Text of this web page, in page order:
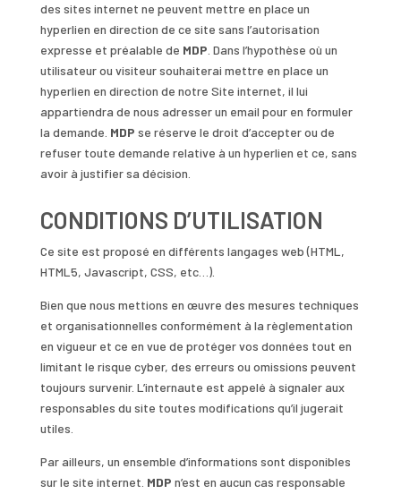
des sites internet ne peuvent mettre en place un
hyperlien en direction de ce site sans l’autorisation
expresse et préalable de MDP . Dans l’hypothèse où un
utilisateur ou visiteur souhaiterai mettre en place un
hyperlien en direction de notre Site internet, il lui
appartiendra de nous adresser un email pour en formuler
la demande. MDP se réserve le droit d’accepter ou de
refuser toute demande relative à un hyperlien et ce, sans
avoir à justifier sa décision.
CONDITIONS D’UTILISATION
Ce site est proposé en différents langages web (HTML,
HTML5, Javascript, CSS, etc…).
Bien que nous mettions en œuvre des mesures techniques
et organisationnelles conformément à la règlementation
en vigueur et ce en vue de protéger vos données tout en
limitant le risque cyber, des erreurs ou omissions peuvent
toujours survenir. L’internaute est appelé à signaler aux
responsables du site toutes modifications qu’il jugerait
utiles.
Par ailleurs, un ensemble d’informations sont disponibles
sur le site internet. MDP n’est en aucun cas responsable